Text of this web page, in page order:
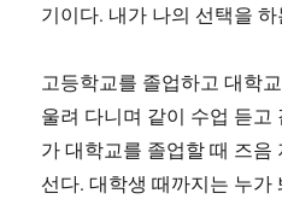
기이다. 내가 나의 선택을
고등학교를 졸업하고 대학
울려 다니며 같이 수업 듣고
가 대학교를 졸업할 때 즈음
선다. 대학생 때까지는 누가